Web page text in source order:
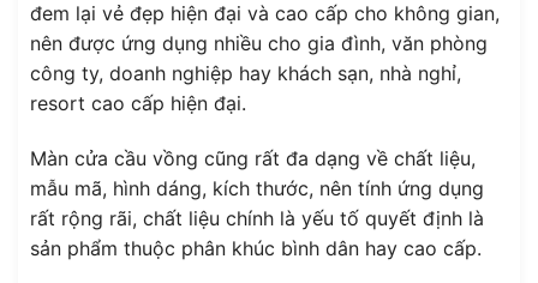
đem lại vẻ đẹp hiện đại và cao cấp cho không gian,
nên được ứng dụng nhiều cho gia đình, văn phòng
công ty, doanh nghiệp hay khách sạn, nhà nghỉ,
resort cao cấp hiện đại.
Màn cửa cầu vồng cũng rất đa dạng về chất liệu,
mẫu mã, hình dáng, kích thước, nên tính ứng dụng
rất rộng rãi, chất liệu chính là yếu tố quyết định là
sản phẩm thuộc phân khúc bình dân hay cao cấp.